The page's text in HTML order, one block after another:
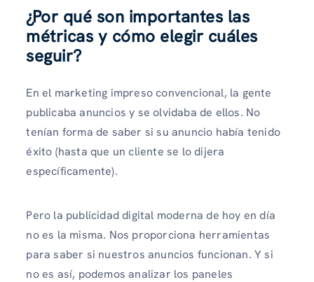
¿Por qué son importantes las
métricas y cómo elegir cuáles
seguir?
En el marketing impreso convencional, la gente
publicaba anuncios y se olvidaba de ellos. No
tenían forma de saber si su anuncio había tenido
éxito (hasta que un cliente se lo dijera
específicamente).
Pero la publicidad digital moderna de hoy en día
no es la misma. Nos proporciona herramientas
para saber si nuestros anuncios funcionan. Y si
no es así, podemos analizar los paneles